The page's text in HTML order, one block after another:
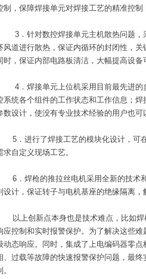
制，保障焊接单元对焊接工艺的精准控制
3．针对数控焊接单元主机散热问题
风道进行散热，保证内循环的封闭性，
时，保证内部电路板清洁，大幅提高设备
4．焊接单元上位机采用目前最先进
系统各个组件的工作状态和工作信息；
数设计，使没有专业技术经验的用户也可
5．进行了焊接工艺的模块化设计，可在
求自定义现场工艺。
6．焊枪的推拉丝电机采用全新的技术和
设计，保证转子与电机基座的绝缘隔离
以上创新点本身也是技术难点，比如焊
应控制和实时报警保护。为了解决这些
动态响应。同时，集成了上电编码器零
、过载等故障的快速报警保护问题，最
。